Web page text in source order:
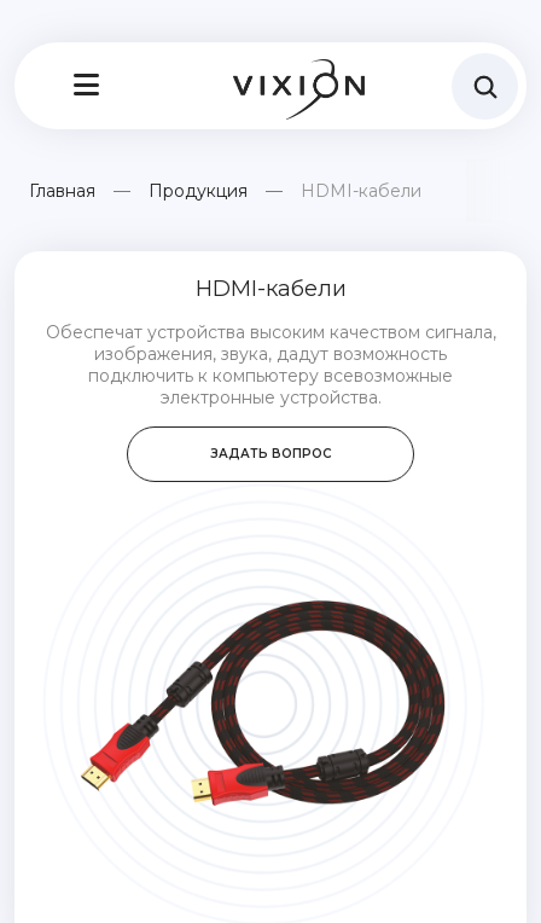
Главная Продукция HDMI-кабели
HDMI-кабели
Обеспечат устройства высоким качеством сигнала,
изображения, звука, дадут возможность
подключить к компьютеру всевозможные
электронные устройства.
ЗАДАТЬ ВОПРОС